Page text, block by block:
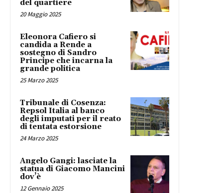
del quartiere
20 Maggio 2025
Eleonora Cafiero si
candida a Rende a
sostegno di Sandro
Principe che incarna la
grande politica
25 Marzo 2025
Tribunale di Cosenza:
Repsol Italia al banco
degli imputati per il reato
di tentata estorsione
24 Marzo 2025
Angelo Gangi: lasciate la
statua di Giacomo Mancini
dov’è
12 Gennaio 2025